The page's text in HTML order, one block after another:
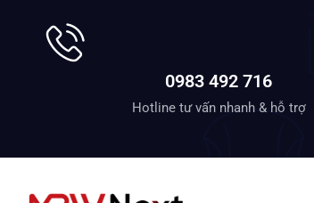
0983 492 716
Hotline tư vấn nhanh & hỗ trợ